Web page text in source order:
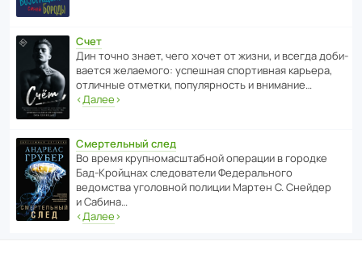
Счет
Дин точно знает, чего хочет от жизни, и всегда доби­
ва­ется жела­е­мого: успе­шная спор­ти­вная карьера,
отли­чные отметки, попу­ля­р­ность и внимание…
‹Далее›
Смертельный след
Во время круп­но­мас­ш­та­бной операции в городке
Бад‑Крой­цнах следо­ва­тели Феде­раль­ного
ведомства уголо­вной полиции Мартен С. Снейдер
и Сабина…
‹Далее›